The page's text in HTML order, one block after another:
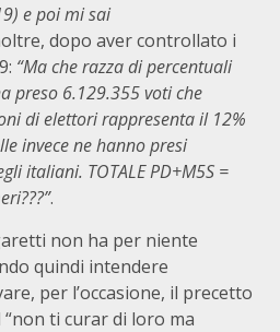
e poi mi sai
dopo aver controllato i
“Ma che razza di percentuali
preso 6.129.355 voti che
di elettori rappresenta il 12%
invece ne hanno presi
italiani. TOTALE PD+M5S =
.
non ha per niente
quindi intendere
per l’occasione, il precetto
ti curar di loro ma